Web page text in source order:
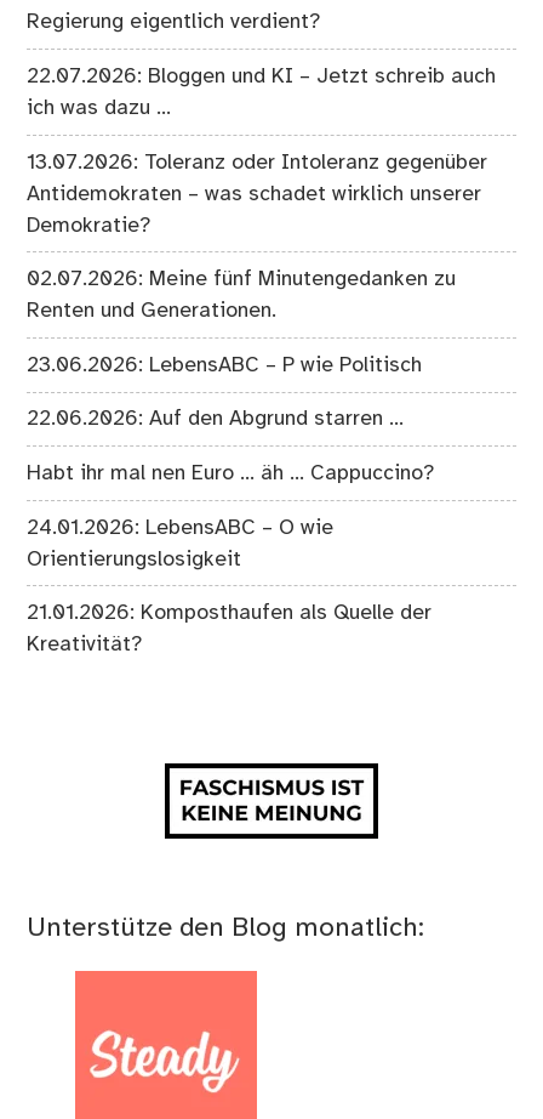
Regierung eigentlich verdient?
22.07.2026: Bloggen und KI – Jetzt schreib auch
ich was dazu …
13.07.2026: Toleranz oder Intoleranz gegenüber
Antidemokraten – was schadet wirklich unserer
Demokratie?
02.07.2026: Meine fünf Minutengedanken zu
Renten und Generationen.
23.06.2026: LebensABC – P wie Politisch
22.06.2026: Auf den Abgrund starren …
Habt ihr mal nen Euro … äh … Cappuccino?
24.01.2026: LebensABC – O wie
Orientierungslosigkeit
21.01.2026: Komposthaufen als Quelle der
Kreativität?
Unterstütze den Blog monatlich: